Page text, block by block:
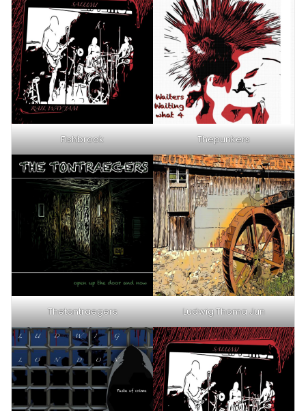
Fishbrook Thepunkers
Thetontraegers Ludwig Thoma Jun